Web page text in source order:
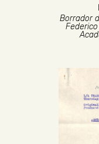
Borrador